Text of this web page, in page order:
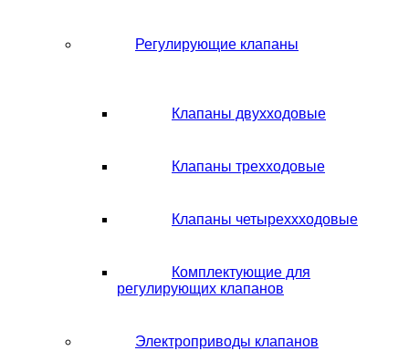
Регулирующие клапаны
Клапаны двухходовые
Клапаны трехходовые
Клапаны четыреххходовые
Комплектующие для
регулирующих клапанов
Электроприводы клапанов